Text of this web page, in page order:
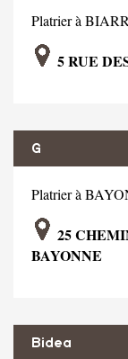
Platrier à
5 RUE
G
Platrier à
25
BAYONNE
Bidea